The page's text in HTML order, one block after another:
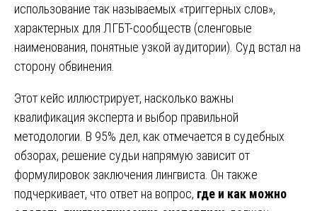
использование так называемых «триггерных слов»,
характерных для ЛГБТ-сообществ (сленговые
наименования, понятные узкой аудитории). Суд встал на
сторону обвинения.
Этот кейс иллюстрирует, насколько важны
квалификация эксперта и выбор правильной
методологии. В 95% дел, как отмечается в судебных
обзорах, решение судьи напрямую зависит от
формулировок заключения лингвиста. Он также
подчеркивает, что ответ на вопрос, где и как можно